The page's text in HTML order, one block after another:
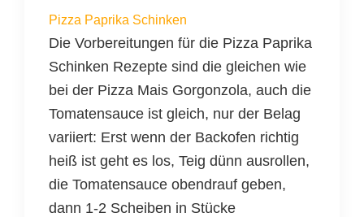
Pizza Paprika Schinken
Die Vorbereitungen für die Pizza Paprika
Schinken Rezepte sind die gleichen wie
bei der Pizza Mais Gorgonzola, auch die
Tomatensauce ist gleich, nur der Belag
variiert: Erst wenn der Backofen richtig
heiß ist geht es los, Teig dünn ausrollen,
die Tomatensauce obendrauf geben,
dann 1-2 Scheiben in Stücke